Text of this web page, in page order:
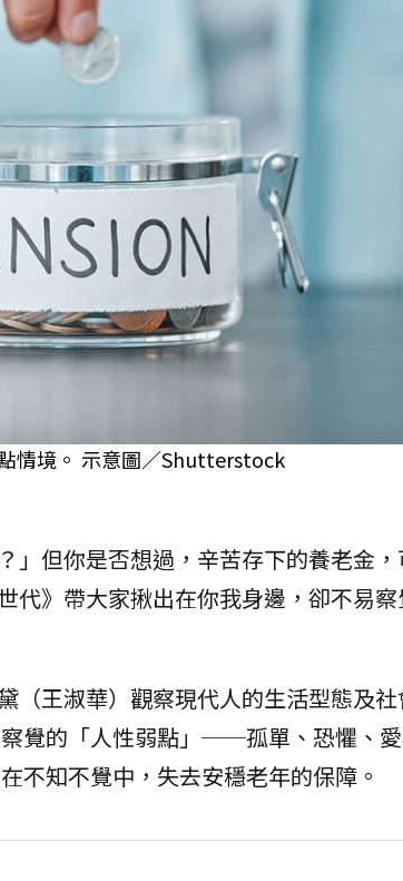
情境。 示意圖／Shutterstock
」但你是否想過，辛苦存下的養老金
代》帶大家揪出在你我身邊，卻不易
王淑華）觀察現代人的生活型態及社
覺的「人性弱點」──孤單、恐懼、
不知不覺中，失去安穩老年的保障。